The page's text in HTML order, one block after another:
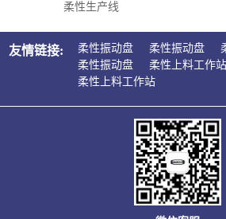
柔性生产线
友情链接: 柔性振动盘 柔性振动盘
柔性振动盘
柔性上料工作站
柔性上料工作站